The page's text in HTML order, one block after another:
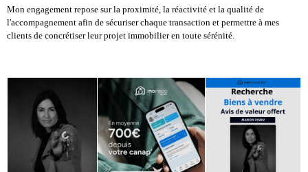
Mon engagement repose sur la proximité, la réactivité et la qualité de
l'accompagnement afin de sécuriser chaque transaction et permettre à mes
clients de concrétiser leur projet immobilier en toute sérénité.